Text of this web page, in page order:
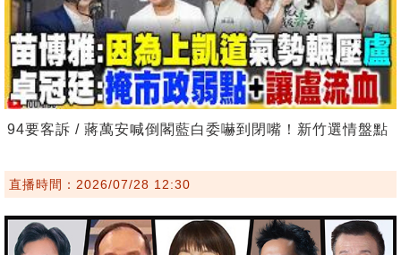
94要客訴 / 蔣萬安喊倒閣藍白委嚇到閉嘴！新竹選情盤點
直播時間：2026/07/28 12:30